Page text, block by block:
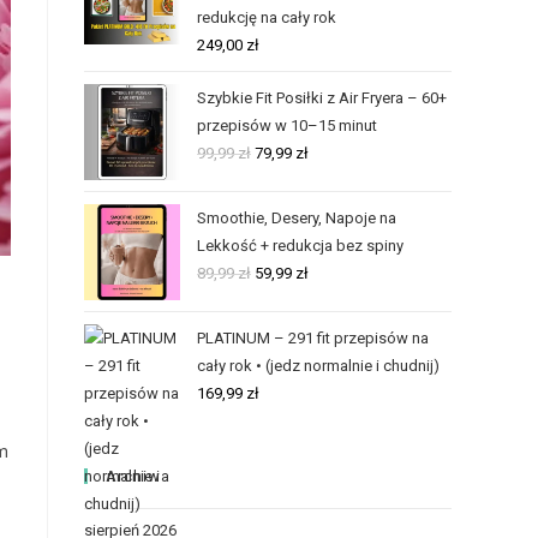
redukcję na cały rok
249,00 zł
Szybkie Fit Posiłki z Air Fryera – 60+
przepisów w 10–15 minut
99,99zł 79,99 zł
Smoothie, Desery, Napoje na
Lekkość + redukcja bez spiny
89,99zł 59,99 zł
PLATINUM – 291 fit przepisów na
cały rok • (jedz normalnie i chudnij)
169,99 zł
Archiwa
sierpień 2026